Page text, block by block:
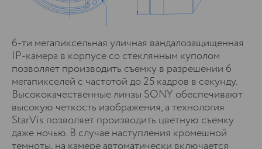
6-ти мегапиксельная уличная вандалозащищенная
IP-камера в корпусе со стеклянным куполом
позволяет производить съемку в разрешении 6
мегапикселей с частотой до 25 кадров в секунду.
Высококачественные линзы SONY обеспечивают
высокую четкость изображения, а технология
StarVis позволяет производить цветную съемку
даже ночью. В случае наступления кромешной